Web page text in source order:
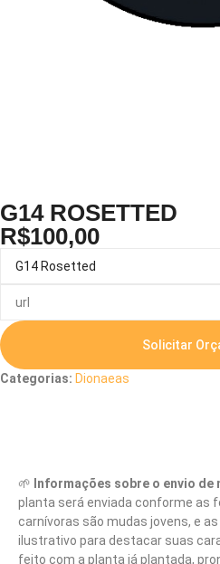
G14 ROSETTED
R$100,00
Solicitar
Categorias: Dionaeas
🌱 Informações sobre o envio
planta será enviada conforme as
carnívoras são mudas jovens, e
ilustrativo para destacar suas
feito com a planta já plantada,